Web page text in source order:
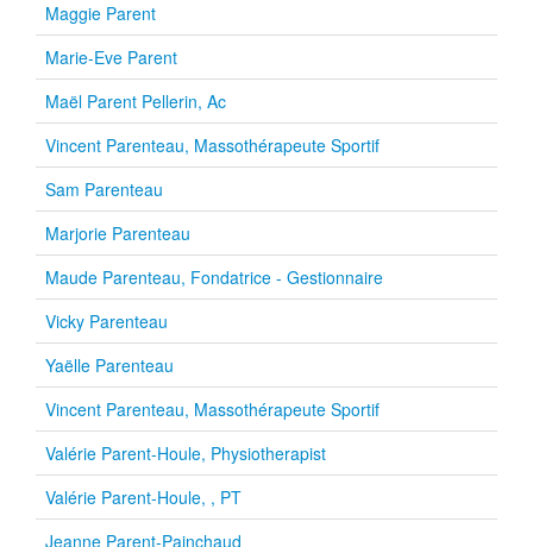
Maggie Parent
Marie-Eve Parent
Maël Parent Pellerin, Ac
Vincent Parenteau, Massothérapeute Sportif
Sam Parenteau
Marjorie Parenteau
Maude Parenteau, Fondatrice - Gestionnaire
Vicky Parenteau
Yaëlle Parenteau
Vincent Parenteau, Massothérapeute Sportif
Valérie Parent-Houle, Physiotherapist
Valérie Parent-Houle, , PT
Jeanne Parent-Painchaud